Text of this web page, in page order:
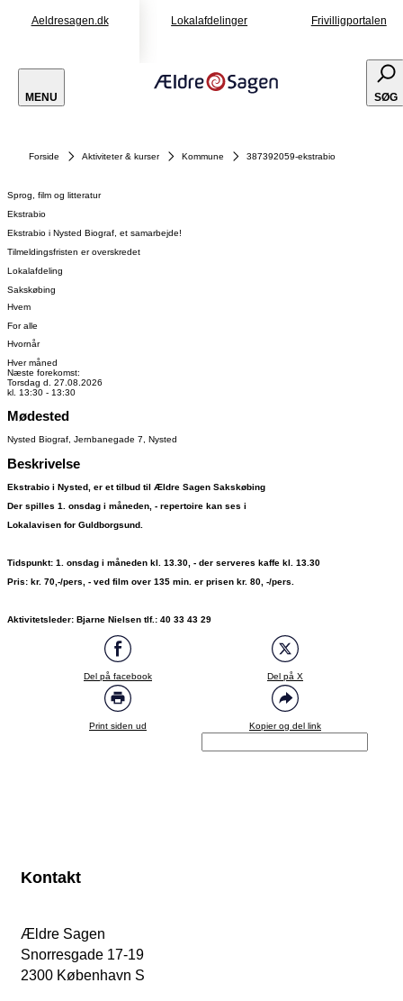
Aeldresagen.dk Lokalafdelinger Frivilligportalen
MENU SØG
Forside Aktiviteter & kurser Kommune 387392059-ekstrabio
Sprog, film og litteratur
Ekstrabio
Ekstrabio i Nysted Biograf, et samarbejde!
Tilmeldingsfristen er overskredet
Lokalafdeling
Sakskøbing
Hvem
For alle
Hvornår
Hver måned
Næste forekomst:
Torsdag d. 27.08.2026
kl. 13:30 - 13:30
Mødested
Nysted Biograf, Jernbanegade 7, Nysted
Beskrivelse
Ekstrabio i Nysted, er et tilbud til Ældre Sagen Sakskøbing
Der spilles 1. onsdag i måneden, - repertoire kan ses i
Lokalavisen for Guldborgsund.
Tidspunkt: 1. onsdag i måneden kl. 13.30, - der serveres kaffe kl. 13.30
Pris: kr. 70,-/pers, - ved film over 135 min. er prisen kr. 80, -/pers.
Aktivitetsleder: Bjarne Nielsen tlf.: 40 33 43 29
Del på facebook Del på X
Print siden ud Kopier og del link
Kontakt
Ældre Sagen
Snorresgade 17-19
2300 København S